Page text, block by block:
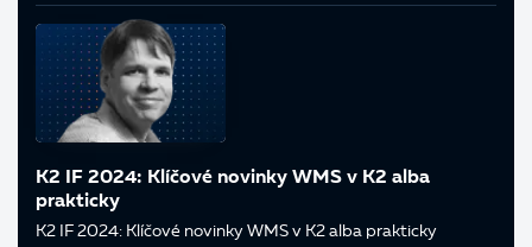
K2 IF 2024: Klíčové novinky WMS v K2 alba
prakticky
K2 IF 2024: Klíčové novinky WMS v K2 alba prakticky